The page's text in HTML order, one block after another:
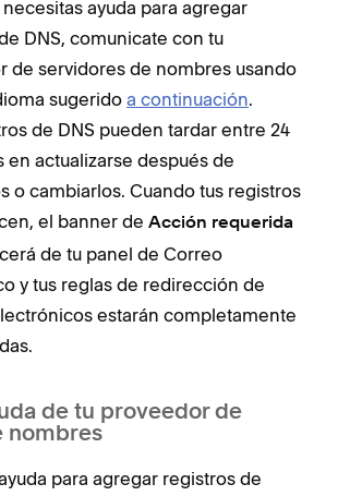
necesitas ayuda para agregar
DNS, comunicate con tu
de servidores de nombres usando
sugeridoa continuación.
de DNS pueden tardar entre 24
en actualizarse después de
o cambiarlos. Cuando tus registros
el banner de Acción requerida
de tu panel de Correo
y tus reglas de redirección de
estarán completamente
de tu proveedor de
nombres
para agregar registros de